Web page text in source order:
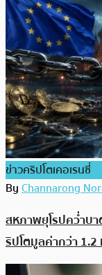
ข่าวคริปโตเคอเรนซี่
ByChannarong
สหภาพยุโรปคว่ำบ
ริปโตมูลค่ากว่า